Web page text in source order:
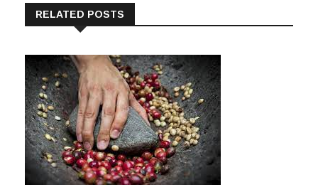
RELATED POSTS